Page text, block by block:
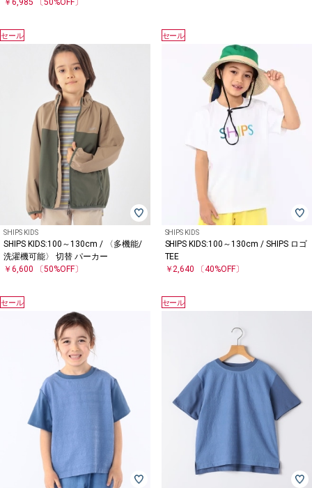
￥6,985 〔50%OFF〕
セール
SHIPS KIDS
SHIPS KIDS:100～130cm / 〈多機能/
洗濯機可能〉 切替 パーカー
￥6,600 〔50%OFF〕
セール
SHIPS KIDS
SHIPS KIDS:100～130cm / SHIPS ロゴ
TEE
￥2,640
〔40%OFF〕
セール セール